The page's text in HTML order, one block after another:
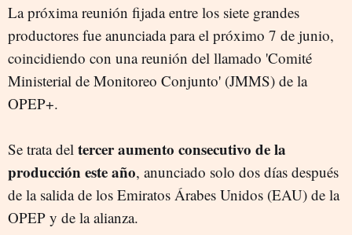
La próxima reunión fijada entre los siete grandes
productores fue anunciada para el próximo 7 de junio,
coincidiendo con una reunión del llamado 'Comité
Ministerial de Monitoreo Conjunto' (JMMS) de la
OPEP+.
Se trata del tercer aumento consecutivo de la
producción este año, anunciado solo dos días después
de la salida de los Emiratos Árabes Unidos (EAU) de la
OPEP y de la alianza.